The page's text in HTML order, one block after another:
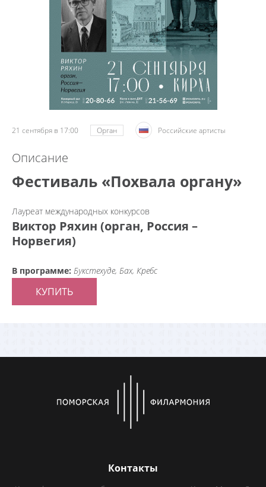
21 сентября в 17:00 Орган Российские артисты
Описание
Фестиваль «Похвала органу»
Лауреат международных конкурсов
Виктор Ряхин (орган, Россия –
Норвегия)
В программе: Букстехуде, Бах, Кребс
КУПИТЬ
Контакты